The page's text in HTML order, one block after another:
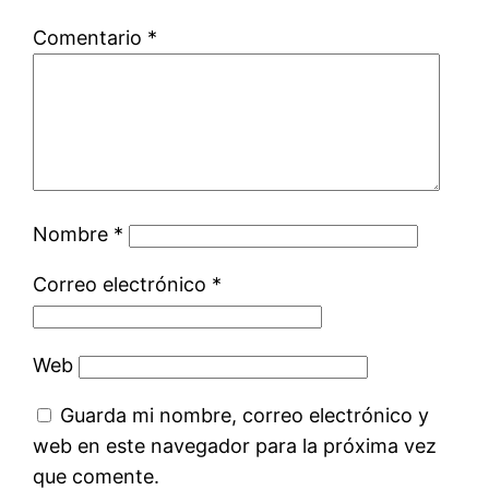
Comentario *
Nombre *
Correo electrónico *
Web
Guarda mi nombre, correo electrónico y
web en este navegador para la próxima vez
que comente.